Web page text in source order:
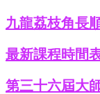
九龍荔枝角長
最新課程時間
第三十六屆大